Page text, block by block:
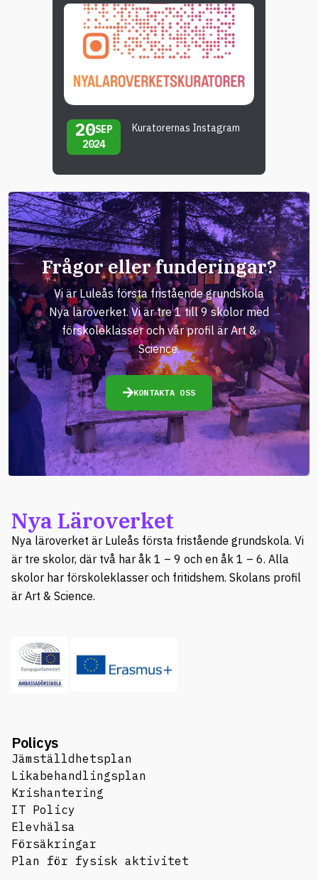
20SEP
2024
Kuratorernas Instagram
Frågor eller funderingar?
Vi är Luleås första fristående grundskola
Nya läroverket. Vi är tre 1 till 9 skolor med
förskoleklasser och vår profil är Art &
Science.
KONTAKTA OSS
Nya Läroverket
Nya läroverket är Luleås första fristående grundskola. Vi
är tre skolor, där två har åk 1 – 9 och en åk 1 – 6. Alla
skolor har förskoleklasser och fritidshem. Skolans profil
är Art & Science.
Policys
Jämställdhetsplan
Likabehandlingsplan
Krishantering
IT Policy
Elevhälsa
Försäkringar
Plan för fysisk aktivitet